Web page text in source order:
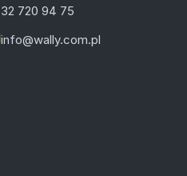
32 720 94 75
info@wally.com.pl